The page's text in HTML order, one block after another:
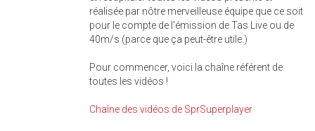
réalisée par nôtre merveilleuse équipe que ce soit
pour le compte de l'émission de Tas Live ou de
40m/s (parce que ça peut-être utile.)
Pour commencer, voici la chaîne référent de
toutes les vidéos !
Chaîne des vidéos de SprSuperplayer